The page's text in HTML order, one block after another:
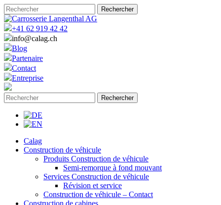
+41 62 919 42 42
info@calag.ch
Blog
Partenaire
Contact
Entreprise
Calag
Construction de véhicule
Produits Construction de véhicule
Semi-remorque à fond mouvant
Services Construction de véhicule
Révision et service
Construction de véhicule – Contact
Construction de cabines